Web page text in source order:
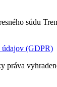
súdu
údajov (GDPR)